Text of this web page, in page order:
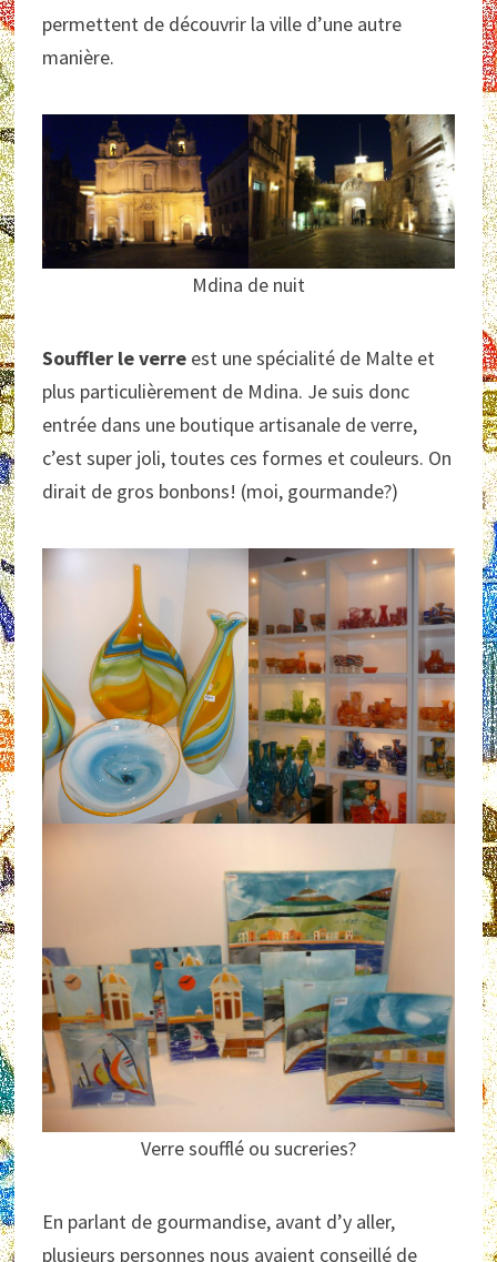
permettent de découvrir la ville d’une autre
manière.
Mdina de nuit
Souffler le verre est une spécialité de Malte et
plus particulièrement de Mdina. Je suis donc
entrée dans une boutique artisanale de verre,
c’est super joli, toutes ces formes et couleurs. On
dirait de gros bonbons! (moi, gourmande?)
Verre soufflé ou sucreries?
En parlant de gourmandise, avant d’y aller,
plusieurs personnes nous avaient conseillé de